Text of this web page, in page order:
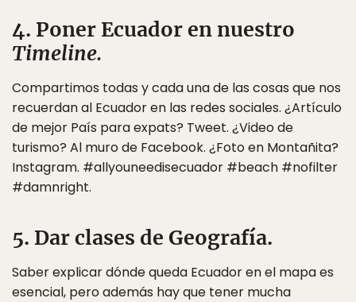
4. Poner Ecuador en nuestro
Timeline.
Compartimos todas y cada una de las cosas que nos
recuerdan al Ecuador en las redes sociales. ¿Artículo
de mejor País para expats? Tweet. ¿Video de
turismo? Al muro de Facebook. ¿Foto en Montañita?
Instagram. #allyouneedisecuador #beach #nofilter
#damnright.
5. Dar clases de Geografía.
Saber explicar dónde queda Ecuador en el mapa es
esencial, pero además hay que tener mucha